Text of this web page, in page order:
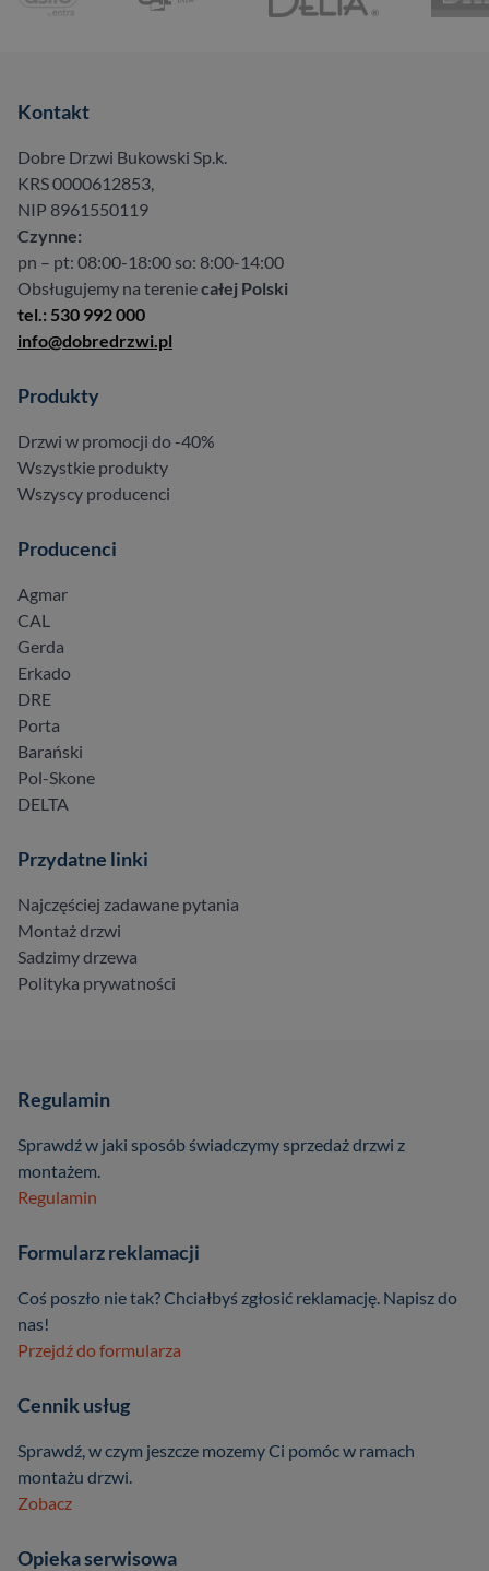
Kontakt
Dobre Drzwi Bukowski Sp.k.
KRS 0000612853,
NIP 8961550119
Czynne:
pn – pt: 08:00-18:00 so: 8:00-14:00
Obsługujemy na tereniecałej Polski
tel.: 530 992 000
info@dobredrzwi.pl
Produkty
Drzwi w promocji do -40%
Wszystkie produkty
Wszyscy producenci
Producenci
Agmar
CAL
Gerda
Erkado
DRE
Porta
Barański
Pol-Skone
DELTA
Przydatne linki
Najczęściej zadawane pytania
Montaż drzwi
Sadzimy drzewa
Polityka prywatności
Regulamin
Sprawdź w jaki sposób świadczymy sprzedaż drzwi z
montażem.
Regulamin
Formularz reklamacji
Coś poszło nie tak? Chciałbyś zgłosić reklamację. Napisz do
nas!
Przejdź do formularza
Cennik usług
Sprawdź, w czym jeszcze mozemy Ci pomóc w ramach
montażu drzwi.
Zobacz
Opieka serwisowa